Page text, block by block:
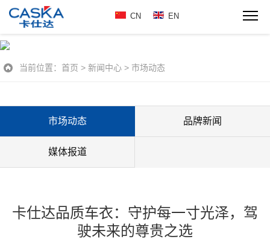
CN EN
当前位置： 首页 > 新闻中心 > 市场动态
市场动态 品牌新闻
媒体报道
卡仕达品质车衣：守护每一寸光泽，驾
驶未来的尊贵之选